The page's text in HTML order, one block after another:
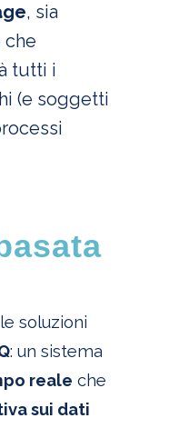
, sia
che
tutti i
(e soggetti
soluzioni
: un sistema
reale che
sui dati